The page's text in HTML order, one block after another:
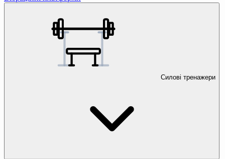
Силові тренажери